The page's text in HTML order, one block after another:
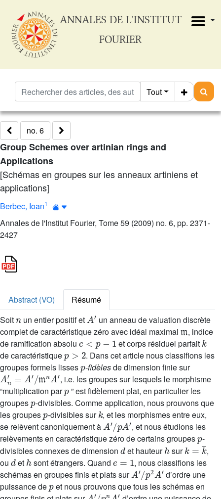
ANNALES DE L'INSTITUT
FOURIER
Tout
no. 6
Group Schemes over artinian rings and
Applications
[Schémas en groupes sur les anneaux artiniens et
applications]
Berbec, Ioan1
Annales de l'Institut Fourier, Tome 59 (2009) no. 6, pp. 2371-
2427
Abstract (VO)
Résumé
Soit
n
un entier positif et
′
un anneau de valuation discrète
complet de caractéristique zéro avec idéal maximal
𝔪
, indice
de ramification absolu
e<p-1
et corps résiduel parfait
k
de caractéristique
p>2
. Dans cet article nous classifions les
groupes formels lisses
p
-fidèlesde dimension finie sur
An′=A′/𝔪nA′
, i.e. les groupes sur lesquels le morphisme
“multiplication par
p
” est fidèlement plat, en particulier les
groupes
p
-divisibles. Comme application, nous prouvons que
les groupes
p
-divisibles sur
k
, et les morphismes entre eux,
se relèvent canoniquement à
A′/pA
, et nous étudions les
relèvements en caractéristique zéro de certains groupes
p
-
divisibles connexes de dimension
d
et hauteur
h
sur
k=k¯
,
ou
d
et
h
sont étrangers. Quand
e=1
, nous classifions les
schémas en groupes finis et plats sur
A ′/p2A′
d’ordre une
puissance de
p
et nous prouvons que tous les schémas en
A′/pnA′